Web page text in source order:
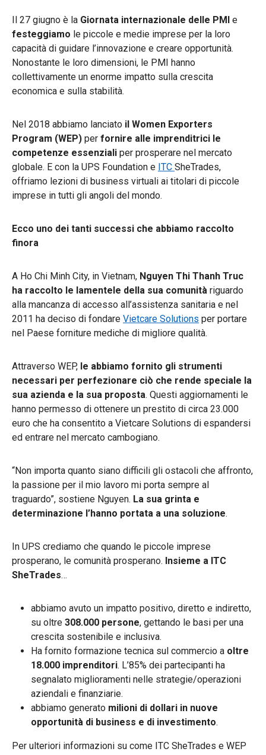
Il 27 giugno è la Giornata internazionale delle PMI e
festeggiamo le piccole e medie imprese per la loro
capacità di guidare l’innovazione e creare opportunità.
Nonostante le loro dimensioni, le PMI hanno
collettivamente un enorme impatto sulla crescita
economica e sulla stabilità.
Nel 2018 abbiamo lanciato il Women Exporters
Program (WEP) per fornire alle imprenditrici le
competenze essenziali per prosperare nel mercato
globale. E con la UPS Foundation e ITC SheTrades,
offriamo lezioni di business virtuali ai titolari di piccole
imprese in tutti gli angoli del mondo.
Ecco uno dei tanti successi che abbiamo raccolto
finora
A Ho Chi Minh City, in Vietnam, Nguyen Thi Thanh Truc
ha raccolto le lamentele della sua comunità riguardo
alla mancanza di accesso all’assistenza sanitaria e nel
2011 ha deciso di fondare Vietcare Solutions per portare
nel Paese forniture mediche di migliore qualità.
Attraverso WEP, le abbiamo fornito gli strumenti
necessari per perfezionare ciò che rende speciale la
sua azienda e la sua proposta. Questi aggiornamenti le
hanno permesso di ottenere un prestito di circa 23.000
euro che ha consentito a Vietcare Solutions di espandersi
ed entrare nel mercato cambogiano.
“Non importa quanto siano difficili gli ostacoli che affronto,
la passione per il mio lavoro mi porta sempre al
traguardo”, sostiene Nguyen. La sua grinta e
determinazione l’hanno portata a una soluzione.
In UPS crediamo che quando le piccole imprese
prosperano, le comunità prosperano. Insieme a ITC
SheTrades…
abbiamo avuto un impatto positivo, diretto e indiretto,
su oltre 308.000 persone, gettando le basi per una
crescita sostenibile e inclusiva.
Ha fornito formazione tecnica sul commercio a oltre
18.000 imprenditori. L’85% dei partecipanti ha
segnalato miglioramenti nelle strategie/operazioni
aziendali e finanziarie.
abbiamo generato milioni di dollari in nuove
opportunità di business e di investimento.
Per ulteriori informazioni su come ITC SheTrades e WEP